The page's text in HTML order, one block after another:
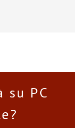
PC